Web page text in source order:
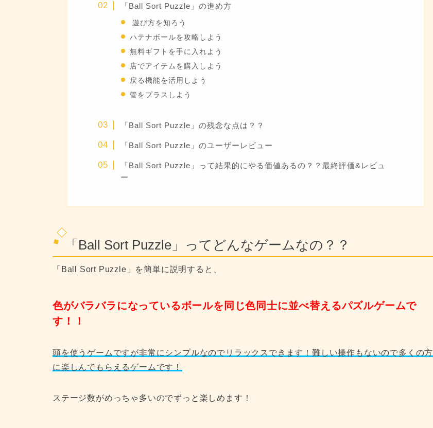
「Ball Sort Puzzle」の進め方
遊び方を知ろう
ハテナボールを攻略しよう
無料ギフトを手に入れよう
店でアイテムを購入しよう
戻る機能を活用しよう
管をプラスしよう
「Ball Sort Puzzle」の残念な点は？？
「Ball Sort Puzzle」のユーザーレビュー
「Ball Sort Puzzle」って結果的にやる価値あるの？？最終評価&レビュ
ー
「Ball Sort Puzzle」ってどんなゲームなの？？
「Ball Sort Puzzle」を簡単に説明すると、
色がバラバラになっているボールを同じ色同士に並べ替えるパズルゲームで
す！！
頭を使うゲームですが非常にシンプルなのでリラックスできます！難しい操作もないので多くの方
に楽しんでもらえるゲームです！
ステージ数がめっちゃ多いのでずっと楽しめます！